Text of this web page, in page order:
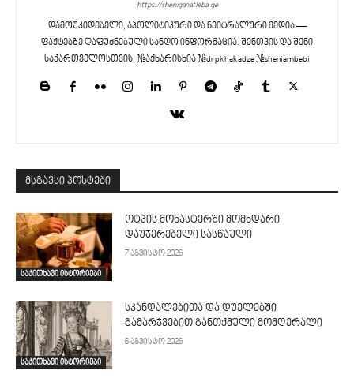
https://sheniganatleba.ge
დამოუკიდებელი, აპოლიტიკური და ნეიტრალური მედია —
ფაქტებზე დაფუძნებული სანდო ინფორმაცია. შენთვის და შენი
საქართველოსთვის. #აქხარისხია #drpkhakadze #sheniambebi
მსგავსი პოსტები
საკითხავი ისტორიები
ოტპის მონასტერში მომხდარი
დაუჯერებელი სასწაული
7 აგვისტო 2026
საკითხავი ისტორიები
სკანდალებითა და დუელებში
გამარჯვებით განთქმული მომღერალი
6 აგვისტო 2026